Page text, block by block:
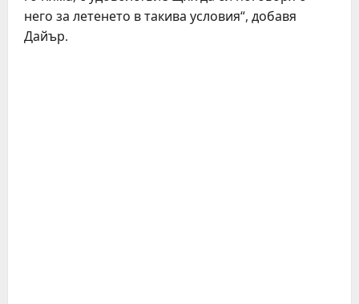
него за летенето в такива условия“, добавя
Дайър.